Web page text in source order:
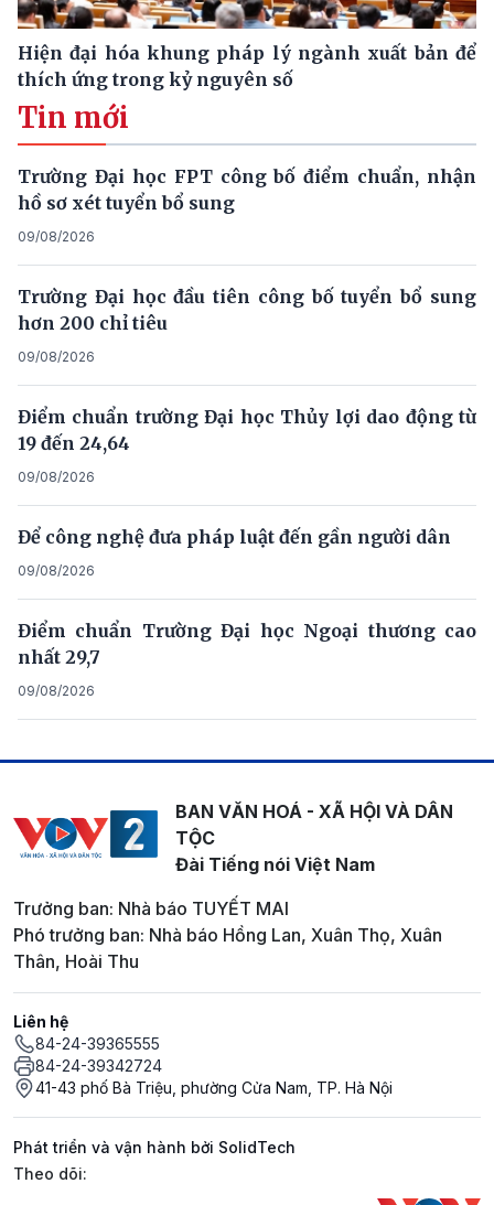
Hiện đại hóa khung pháp lý ngành xuất bản để
thích ứng trong kỷ nguyên số
Tin mới
Trường Đại học FPT công bố điểm chuẩn, nhận
hồ sơ xét tuyển bổ sung
09/08/2026
Trường Đại học đầu tiên công bố tuyển bổ sung
hơn 200 chỉ tiêu
09/08/2026
Điểm chuẩn trường Đại học Thủy lợi dao động từ
19 đến 24,64
09/08/2026
Để công nghệ đưa pháp luật đến gần người dân
09/08/2026
Điểm chuẩn Trường Đại học Ngoại thương cao
nhất 29,7
09/08/2026
BAN VĂN HOÁ - XÃ HỘI VÀ DÂN
TỘC
Đài Tiếng nói Việt Nam
Trưởng ban: Nhà báo TUYẾT MAI
Phó trưởng ban: Nhà báo Hồng Lan, Xuân Thọ, Xuân
Thân, Hoài Thu
Liên hệ
84-24-39365555
84-24-39342724
41-43 phố Bà Triệu, phường Cửa Nam, TP. Hà Nội
Phát triển và vận hành bởi SolidTech
Mạng xã hội
Theo dõi: